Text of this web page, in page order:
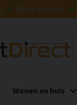
Vijf jaar garantie
Wonen en huis